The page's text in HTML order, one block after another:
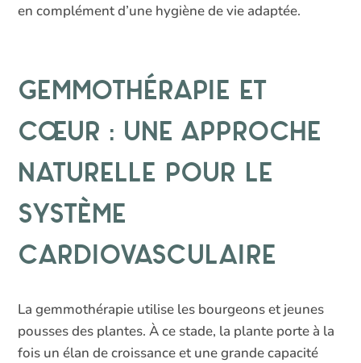
en complément d’une hygiène de vie adaptée.
Gemmothérapie et
cœur : une approche
naturelle pour le
système
cardiovasculaire
La gemmothérapie utilise les bourgeons et jeunes
pousses des plantes. À ce stade, la plante porte à la
fois un élan de croissance et une grande capacité